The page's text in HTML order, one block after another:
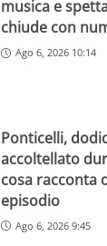
musica e
chiude con
Ago 6, 2026 10:14
Ponticelli,
accoltellato
cosa racconta
episodio
Ago 6, 2026 9:45